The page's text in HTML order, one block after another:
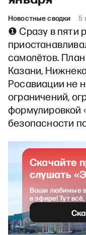
Новостные сводки 5
❶ Сразу в пяти
самолётов.
Казани,
Росавиации не
ограничений,
формулировкой
безопасности
Скачайте
слушать
Ваши любимые
в эфире! Тут